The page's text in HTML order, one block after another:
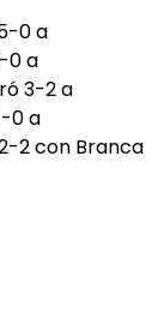
0 a
0 a
3-2 a
0 a
2 con Branca